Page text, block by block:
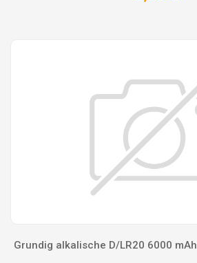
Grundig alkalische D/LR20 6000